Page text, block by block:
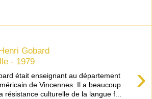
Gobard
- 1979
›
était enseignant au département
de Vincennes. Il a beaucoup
résistance culturelle de la langue f...